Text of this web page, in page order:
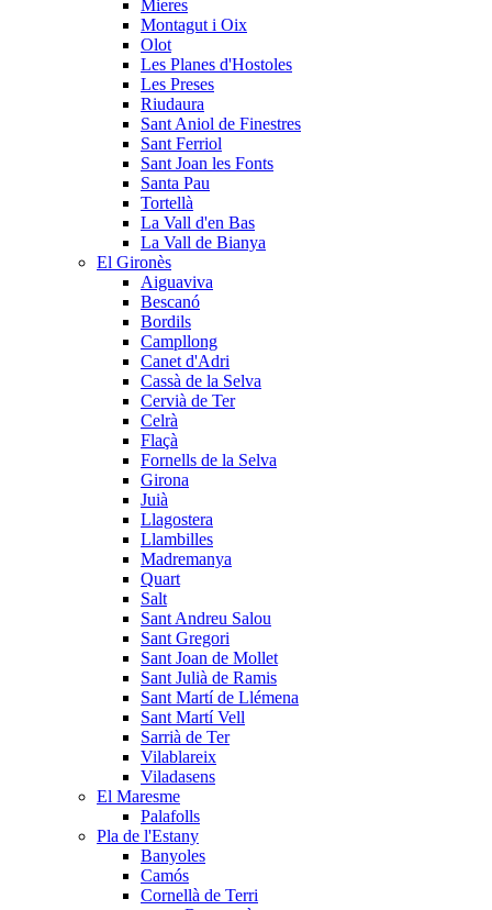
Mieres
Montagut i Oix
Olot
Les Planes d'Hostoles
Les Preses
Riudaura
Sant Aniol de Finestres
Sant Ferriol
Sant Joan les Fonts
Santa Pau
Tortellà
La Vall d'en Bas
La Vall de Bianya
El Gironès
Aiguaviva
Bescanó
Bordils
Campllong
Canet d'Adri
Cassà de la Selva
Cervià de Ter
Celrà
Flaçà
Fornells de la Selva
Girona
Juià
Llagostera
Llambilles
Madremanya
Quart
Salt
Sant Andreu Salou
Sant Gregori
Sant Joan de Mollet
Sant Julià de Ramis
Sant Martí de Llémena
Sant Martí Vell
Sarrià de Ter
Vilablareix
Viladasens
El Maresme
Palafolls
Pla de l'Estany
Banyoles
Camós
Cornellà de Terri